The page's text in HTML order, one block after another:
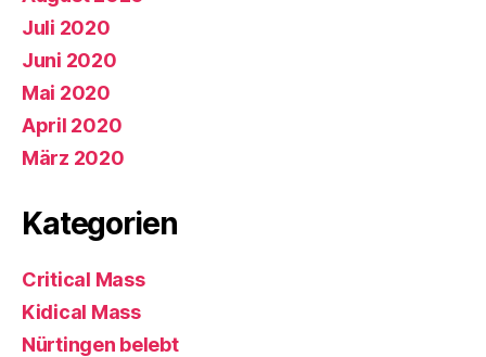
Juli 2020
Juni 2020
Mai 2020
April 2020
März 2020
Kategorien
Critical Mass
Kidical Mass
Nürtingen belebt